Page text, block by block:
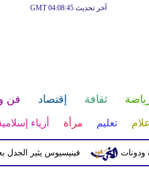
آخر تحديث GMT 04:08:45
ثقافة إقتصاد فن
إعلام تعليم مرأة أزياء
فينيسيوس يثير الجدل